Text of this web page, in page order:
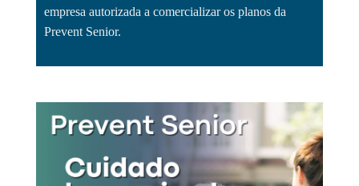
empresa autorizada a comercializar os planos da
Prevent Senior.